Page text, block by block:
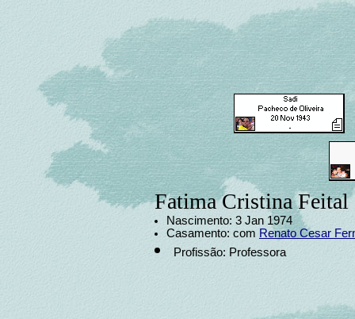
Fatima Cristina
Nascimento: 3 Jan 1974
Casamento: com Renato Cesar
Profissão: Professora